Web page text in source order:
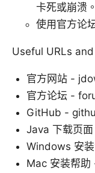
卡死或崩溃。
使用官方论
Useful URLs
官方网站 -
官方论坛 -
GitHub -
Java 下载页
Windows 安
Mac 安装帮